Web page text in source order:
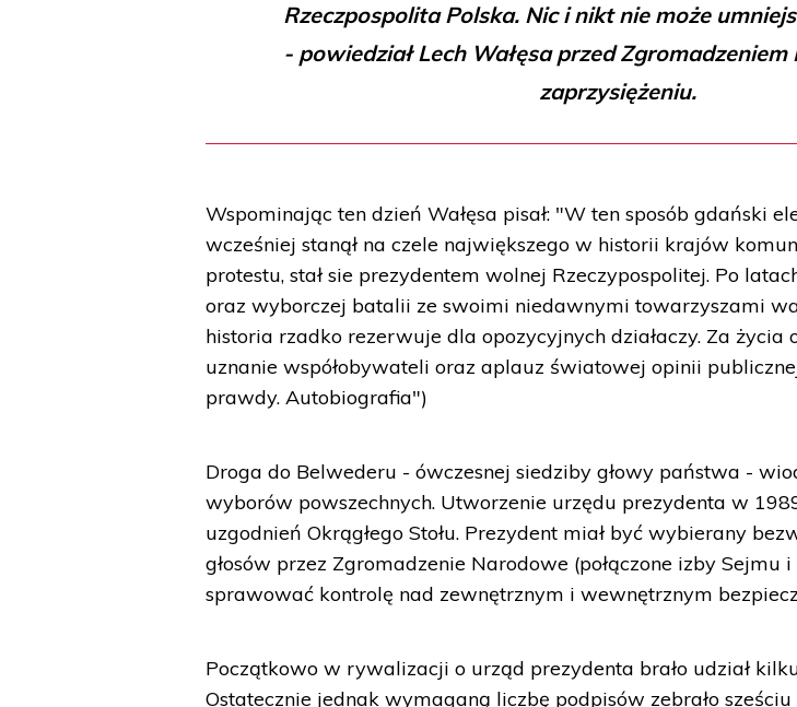
Rzeczpospolita Polska. Nic i nikt nie może
- powiedział Lech Wałęsa przed
zaprzysiężeniu.
Wspominając ten dzień Wałęsa pisał: "W ten sposób gdański
wcześniej stanął na czele największego w historii krajów
protestu, stał sie prezydentem wolnej Rzeczypospolitej. Po
oraz wyborczej batalii ze swoimi niedawnymi towarzyszami
historia rzadko rezerwuje dla opozycyjnych działaczy. Za życia
uznanie współobywateli oraz aplauz światowej opinii
prawdy. Autobiografia")
Droga do Belwederu - ówczesnej siedziby głowy państwa -
wyborów powszechnych. Utworzenie urzędu prezydenta w
uzgodnień Okrągłego Stołu. Prezydent miał być wybierany
głosów przez Zgromadzenie Narodowe (połączone izby Sejmu
sprawować kontrolę nad zewnętrznym i wewnętrznym
Początkowo w rywalizacji o urząd prezydenta brało udział
Ostatecznie jednak wymaganą liczbę podpisów zebrało sześciu